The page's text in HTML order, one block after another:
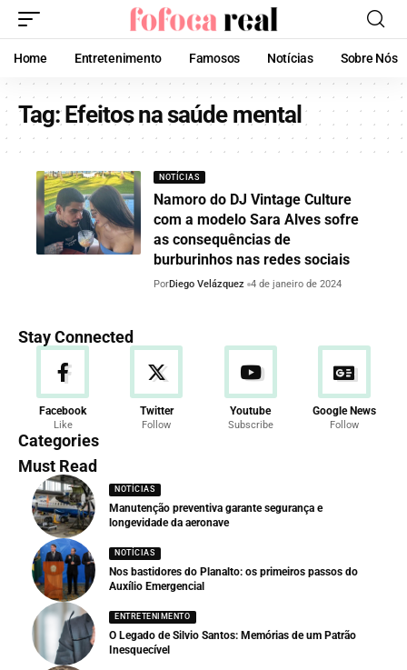
Home Entretenimento Famosos Notícias Sobre Nós
Tag:Efeitos na saúde mental
NOTÍCIAS
Namoro do DJ Vintage Culture
com a modelo Sara Alves sofre
as consequências de
burburinhos nas redes sociais
PorDiego Velázquez 4 de janeiro de 2024
Stay Connected
Facebook
Like
Twitter
Follow
Youtube
Subscribe
Google News
Follow
Categories
Must Read
NOTÍCIAS
Manutenção preventiva garante segurança e
longevidade da aeronave
NOTÍCIAS
Nos bastidores do Planalto: os primeiros passos do
Auxílio Emergencial
ENTRETENIMENTO
O Legado de Silvio Santos: Memórias de um Patrão
Inesquecível